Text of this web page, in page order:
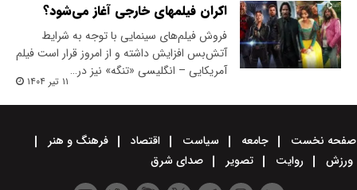
اکران فیلمهای خارجی آغاز می‌شود؟
فروش فیلم‌های سینمایی با توجه به شرایط
آتش‌بس افزایش داشته و از امروز قرار است فیلم
آمریکایی – انگلیسی «تنگه» نیز در…
۱۱ تیر ۱۴۰۴
صفحه نخست جامعه سیاست اقتصاد
فرهنگ و هنر
ورزش
روایت تصویر صدای شرق